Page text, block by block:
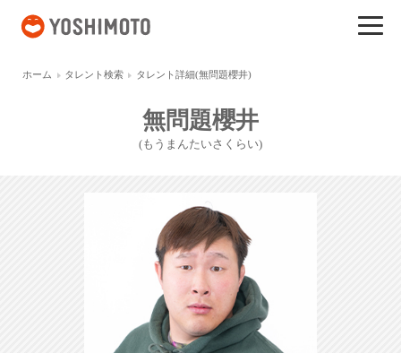
ホーム タレント検索 タレント詳細(無問題櫻井)
無問題櫻井
(もうまんたいさくらい)